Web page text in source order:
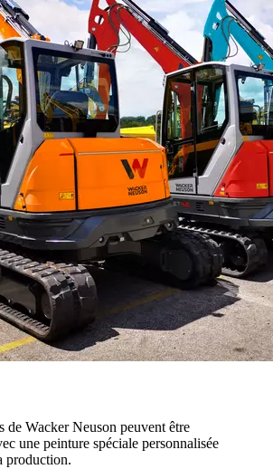
de Wacker Neuson peuvent être
une peinture spéciale personnalisée
production.